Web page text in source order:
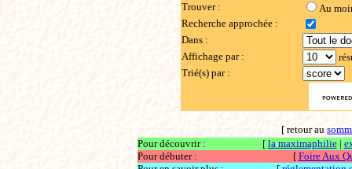
Trouver :
Au
Recherche approchée :
Dans :
Affichage par :
Trié(s) par :
[ retour au
Pour découvrir :
[ la maximaphilie|
Pour débuter :
[ Foire Aux